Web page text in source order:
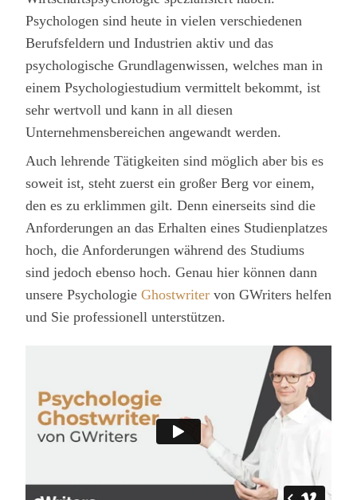
Psychologen sind heute in vielen verschiedenen
Berufsfeldern und Industrien aktiv und das
psychologische Grundlagenwissen, welches man in
einem Psychologiestudium vermittelt bekommt, ist
sehr wertvoll und kann in all diesen
Unternehmensbereichen angewandt werden.
Auch lehrende Tätigkeiten sind möglich aber bis es
soweit ist, steht zuerst ein großer Berg vor einem,
den es zu erklimmen gilt. Denn einerseits sind die
Anforderungen an das Erhalten eines Studienplatzes
hoch, die Anforderungen während des Studiums
sind jedoch ebenso hoch. Genau hier können dann
unsere Psychologie Ghostwriter von GWriters helfen
und Sie professionell unterstützen.